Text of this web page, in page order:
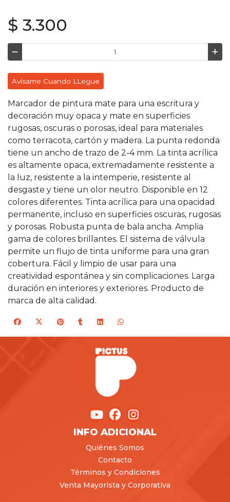
$ 3.300
Avísame Cuando LLegue
Marcador de pintura mate para una escritura y
decoración muy opaca y mate en superficies
rugosas, oscuras o porosas, ideal para materiales
como terracota, cartón y madera. La punta redonda
tiene un ancho de trazo de 2-4 mm. La tinta acrílica
es altamente opaca, extremadamente resistente a
la luz, resistente a la intemperie, resistente al
desgaste y tiene un olor neutro. Disponible en 12
colores diferentes. Tinta acrílica para una opacidad
permanente, incluso en superficies oscuras, rugosas
y porosas. Robusta punta de bala ancha. Amplia
gama de colores brillantes. El sistema de válvula
permite un flujo de tinta uniforme para una gran
cobertura. Fácil y limpio de usar para una
creatividad espontánea y sin complicaciones. Larga
duración en interiores y exteriores. Producto de
marca de alta calidad.
INFO ADICIONAL
Quiénes Somos
Contacto
Términos y Condiciones
Venta Mayorista y Corporativa